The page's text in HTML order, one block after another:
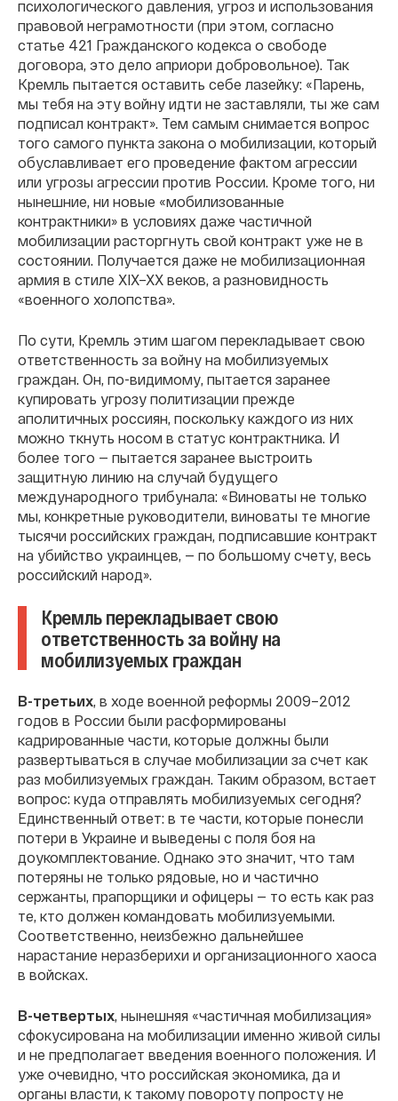
психологического давления, угроз и использования
правовой неграмотности (при этом, согласно
статье 421 Гражданского кодекса о свободе
договора, это дело априори добровольное). Так
Кремль пытается оставить себе лазейку: «Парень,
мы тебя на эту войну идти не заставляли, ты же сам
подписал контракт». Тем самым снимается вопрос
того самого пункта закона о мобилизации, который
обуславливает его проведение фактом агрессии
или угрозы агрессии против России. Кроме того, ни
нынешние, ни новые «мобилизованные
контрактники» в условиях даже частичной
мобилизации расторгнуть свой контракт уже не в
состоянии. Получается даже не мобилизационная
армия в стиле XIX–XX веков, а разновидность
«военного холопства».
По сути, Кремль этим шагом перекладывает свою
ответственность за войну на мобилизуемых
граждан. Он, по-видимому, пытается заранее
купировать угрозу политизации прежде
аполитичных россиян, поскольку каждого из них
можно ткнуть носом в статус контрактника. И
более того — пытается заранее выстроить
защитную линию на случай будущего
международного трибунала: «Виноваты не только
мы, конкретные руководители, виноваты те многие
тысячи российских граждан, подписавшие контракт
на убийство украинцев, — по большому счету, весь
российский народ».
Кремль перекладывает свою
ответственность за войну на
мобилизуемых граждан
В-третьих, в ходе военной реформы 2009–2012
годов в России были расформированы
кадрированные части, которые должны были
развертываться в случае мобилизации за счет как
раз мобилизуемых граждан. Таким образом, встает
вопрос: куда отправлять мобилизуемых сегодня?
Единственный ответ: в те части, которые понесли
потери в Украине и выведены с поля боя на
доукомплектование. Однако это значит, что там
потеряны не только рядовые, но и частично
сержанты, прапорщики и офицеры — то есть как раз
те, кто должен командовать мобилизуемыми.
Соответственно, неизбежно дальнейшее
нарастание неразберихи и организационного хаоса
в войсках.
В-четвертых, нынешняя «частичная мобилизация»
сфокусирована на мобилизации именно живой силы
и не предполагает введения военного положения. И
уже очевидно, что российская экономика, да и
органы власти, к такому повороту попросту не